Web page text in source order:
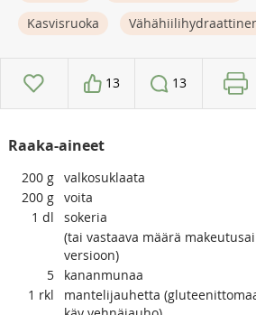
Kasvisruoka
13 13
Raaka-aineet
200 g valkosuklaata
200 g voita
1 dl
sokeria
(tai vastaava määrä
versioon)
5
kananmunaa
1 rkl
mantelijauhetta